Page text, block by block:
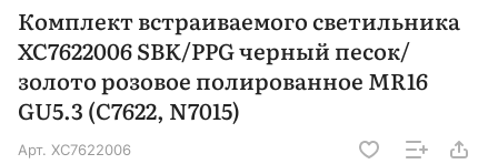
Комплект встраиваемого светильника
XC7622006 SBK/PPG черный песок/
золото розовое полированное MR16
GU5.3 (C7622, N7015)
Арт. XC7622006